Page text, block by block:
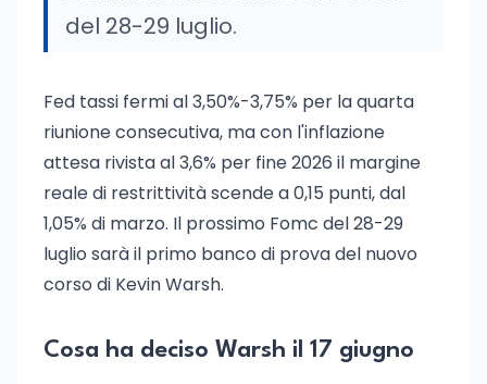
del 28-29 luglio.
Fed tassi fermi al 3,50%-3,75% per la quarta
riunione consecutiva, ma con l'inflazione
attesa rivista al 3,6% per fine 2026 il margine
reale di restrittività scende a 0,15 punti, dal
1,05% di marzo. Il prossimo Fomc del 28-29
luglio sarà il primo banco di prova del nuovo
corso di Kevin Warsh.
Cosa ha deciso Warsh il 17 giugno